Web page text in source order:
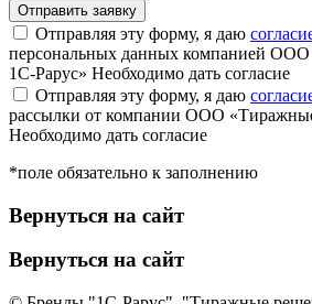
Отправляя эту форму, я даю
персональных данных компанией
1С-Рарус» Необходимо дать согласие
Отправляя эту форму, я даю
рассылки от компании ООО
Необходимо дать согласие
*поле обязательно к заполнению
Вернуться на сайт
Вернуться на сайт